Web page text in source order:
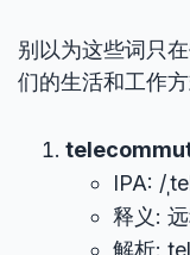
别以为这些词只
们的生活和工作方
IPA: /
释义:
解析: